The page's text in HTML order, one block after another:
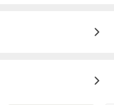
셰프들의 다양한 모습